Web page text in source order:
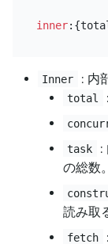
inner
Inner : 内
total
task
:
の総数。
読み取
fetch